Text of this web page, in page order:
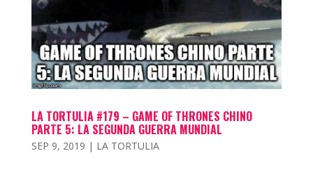
LA TORTULIA #179 – GAME OF THRONES CHINO
PARTE 5: LA SEGUNDA GUERRA MUNDIAL
SEP 9, 2019 | LA TORTULIA